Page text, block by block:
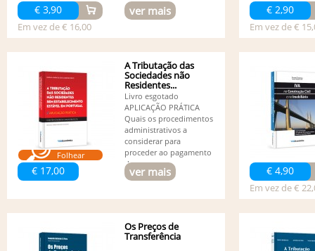
€ 3,90
Em vez de € 16,00
ver mais € 2,90
Em vez de €
Folhear
€ 17,00
A Tributação das
Sociedades não
Residentes...
Livro esgotado
APLICAÇÃO PRÁTICA
Quais os procedimentos
administrativos a
considerar para
proceder ao pagamento
dos...
ver mais € 4,90
Em vez de €
Os Preços de
Transferência